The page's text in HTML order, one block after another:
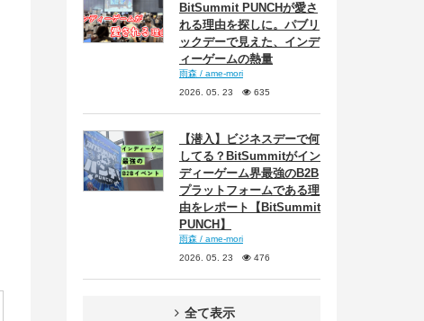
BitSummit PUNCHが愛さ
れる理由を探しに。パブリ
ックデーで見えた、インデ
ィーゲームの熱量
雨森 / ame-mori
2026. 05. 23
635
【潜入】ビジネスデーで何
してる？BitSummitがイン
ディーゲーム界最強のB2B
プラットフォームである理
由をレポート【BitSummit
PUNCH】
雨森 / ame-mori
2026. 05. 23
476
全て表示